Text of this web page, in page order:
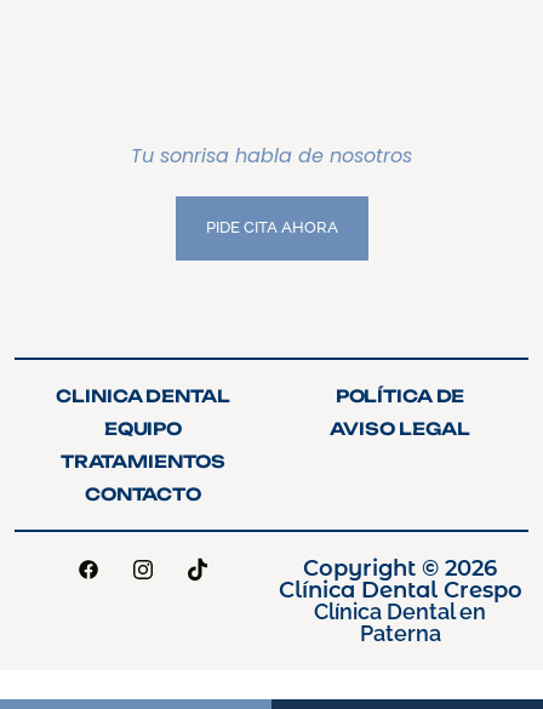
Tu sonrisa habla de nosotros
PIDE CITA AHORA
CLINICA DENTAL
EQUIPO
TRATAMIENTOS
CONTACTO
POLÍTICA DE
PRIVACIDAD
AVISO LEGAL
Copyright © 2026
Clínica Dental Crespo
Clínica Dental en
Paterna